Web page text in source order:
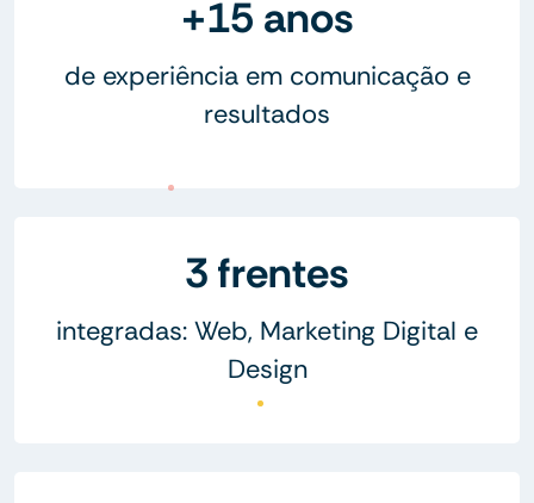
+15 anos
de experiência em comunicação e
resultados
3 frentes
integradas: Web, Marketing Digital e
Design